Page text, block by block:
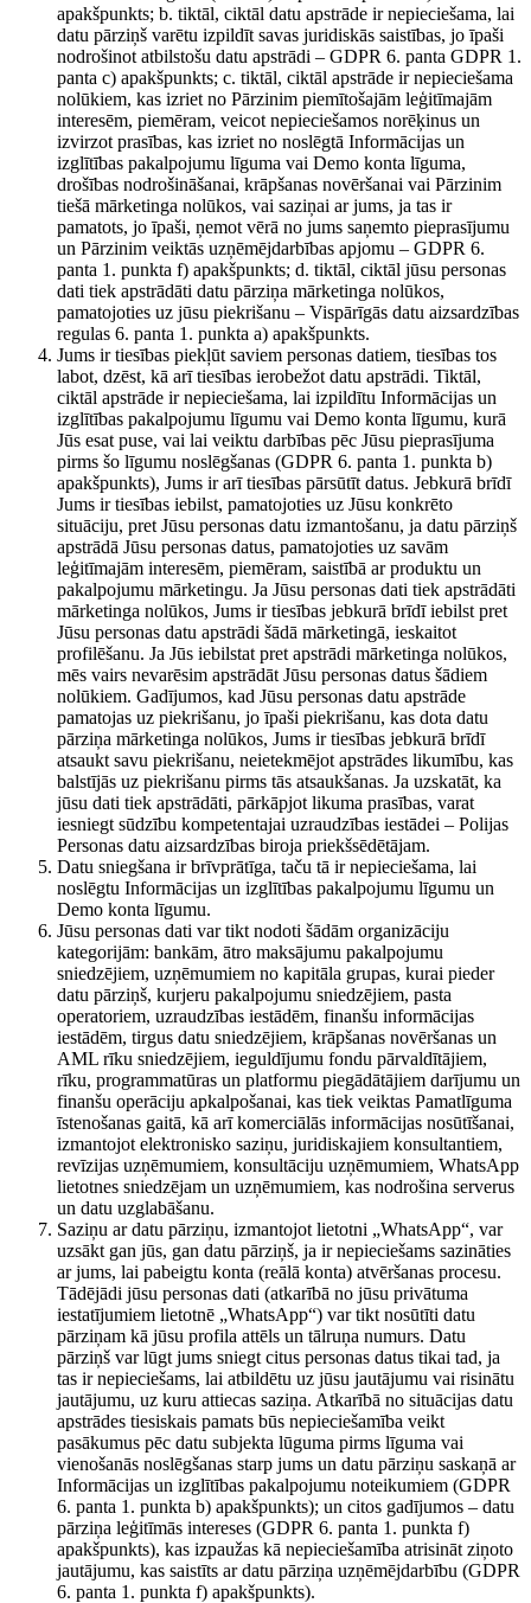
apakšpunkts; b. tiktāl, ciktāl datu apstrāde ir nepieciešama, lai
datu pārziņš varētu izpildīt savas juridiskās saistības, jo īpaši
nodrošinot atbilstošu datu apstrādi – GDPR 6. panta GDPR 1.
panta c) apakšpunkts; c. tiktāl, ciktāl apstrāde ir nepieciešama
nolūkiem, kas izriet no Pārzinim piemītošajām leģitīmajām
interesēm, piemēram, veicot nepieciešamos norēķinus un
izvirzot prasības, kas izriet no noslēgtā Informācijas un
izglītības pakalpojumu līguma vai Demo konta līguma,
drošības nodrošināšanai, krāpšanas novēršanai vai Pārzinim
tiešā mārketinga nolūkos, vai saziņai ar jums, ja tas ir
pamatots, jo īpaši, ņemot vērā no jums saņemto pieprasījumu
un Pārzinim veiktās uzņēmējdarbības apjomu – GDPR 6.
panta 1. punkta f) apakšpunkts; d. tiktāl, ciktāl jūsu personas
dati tiek apstrādāti datu pārziņa mārketinga nolūkos,
pamatojoties uz jūsu piekrišanu – Vispārīgās datu aizsardzības
regulas 6. panta 1. punkta a) apakšpunkts.
Jums ir tiesības piekļūt saviem personas datiem, tiesības tos
labot, dzēst, kā arī tiesības ierobežot datu apstrādi. Tiktāl,
ciktāl apstrāde ir nepieciešama, lai izpildītu Informācijas un
izglītības pakalpojumu līgumu vai Demo konta līgumu, kurā
Jūs esat puse, vai lai veiktu darbības pēc Jūsu pieprasījuma
pirms šo līgumu noslēgšanas (GDPR 6. panta 1. punkta b)
apakšpunkts), Jums ir arī tiesības pārsūtīt datus. Jebkurā brīdī
Jums ir tiesības iebilst, pamatojoties uz Jūsu konkrēto
situāciju, pret Jūsu personas datu izmantošanu, ja datu pārziņš
apstrādā Jūsu personas datus, pamatojoties uz savām
leģitīmajām interesēm, piemēram, saistībā ar produktu un
pakalpojumu mārketingu. Ja Jūsu personas dati tiek apstrādāti
mārketinga nolūkos, Jums ir tiesības jebkurā brīdī iebilst pret
Jūsu personas datu apstrādi šādā mārketingā, ieskaitot
profilēšanu. Ja Jūs iebilstat pret apstrādi mārketinga nolūkos,
mēs vairs nevarēsim apstrādāt Jūsu personas datus šādiem
nolūkiem. Gadījumos, kad Jūsu personas datu apstrāde
pamatojas uz piekrišanu, jo īpaši piekrišanu, kas dota datu
pārziņa mārketinga nolūkos, Jums ir tiesības jebkurā brīdī
atsaukt savu piekrišanu, neietekmējot apstrādes likumību, kas
balstījās uz piekrišanu pirms tās atsaukšanas. Ja uzskatāt, ka
jūsu dati tiek apstrādāti, pārkāpjot likuma prasības, varat
iesniegt sūdzību kompetentajai uzraudzības iestādei – Polijas
Personas datu aizsardzības biroja priekšsēdētājam.
Datu sniegšana ir brīvprātīga, taču tā ir nepieciešama, lai
noslēgtu Informācijas un izglītības pakalpojumu līgumu un
Demo konta līgumu.
Jūsu personas dati var tikt nodoti šādām organizāciju
kategorijām: bankām, ātro maksājumu pakalpojumu
sniedzējiem, uzņēmumiem no kapitāla grupas, kurai pieder
datu pārziņš, kurjeru pakalpojumu sniedzējiem, pasta
operatoriem, uzraudzības iestādēm, finanšu informācijas
iestādēm, tirgus datu sniedzējiem, krāpšanas novēršanas un
AML rīku sniedzējiem, ieguldījumu fondu pārvaldītājiem,
rīku, programmatūras un platformu piegādātājiem darījumu un
finanšu operāciju apkalpošanai, kas tiek veiktas Pamatlīguma
īstenošanas gaitā, kā arī komerciālās informācijas nosūtīšanai,
izmantojot elektronisko saziņu, juridiskajiem konsultantiem,
revīzijas uzņēmumiem, konsultāciju uzņēmumiem, WhatsApp
lietotnes sniedzējam un uzņēmumiem, kas nodrošina serverus
un datu uzglabāšanu.
Saziņu ar datu pārziņu, izmantojot lietotni „WhatsApp“, var
uzsākt gan jūs, gan datu pārziņš, ja ir nepieciešams sazināties
ar jums, lai pabeigtu konta (reālā konta) atvēršanas procesu.
Tādējādi jūsu personas dati (atkarībā no jūsu privātuma
iestatījumiem lietotnē „WhatsApp“) var tikt nosūtīti datu
pārziņam kā jūsu profila attēls un tālruņa numurs. Datu
pārziņš var lūgt jums sniegt citus personas datus tikai tad, ja
tas ir nepieciešams, lai atbildētu uz jūsu jautājumu vai risinātu
jautājumu, uz kuru attiecas saziņa. Atkarībā no situācijas datu
apstrādes tiesiskais pamats būs nepieciešamība veikt
pasākumus pēc datu subjekta lūguma pirms līguma vai
vienošanās noslēgšanas starp jums un datu pārziņu saskaņā ar
Informācijas un izglītības pakalpojumu noteikumiem (GDPR
6. panta 1. punkta b) apakšpunkts); un citos gadījumos – datu
pārziņa leģitīmās intereses (GDPR 6. panta 1. punkta f)
apakšpunkts), kas izpaužas kā nepieciešamība atrisināt ziņoto
jautājumu, kas saistīts ar datu pārziņa uzņēmējdarbību (GDPR
6. panta 1. punkta f) apakšpunkts).